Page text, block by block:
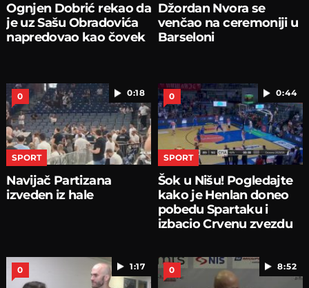
Ognjen Dobrić rekao da
je uz Sašu Obradovića
napredovao kao čovek
Džordan Nvora se
venčao na ceremoniji u
Barseloni
0:18
0
SPORT
Navijač Partizana
izveden iz hale
0:44
0
SPORT
Šok u Nišu! Pogledajte
kako je Henlan doneo
pobedu Spartaku i
izbacio Crvenu zvezdu
1:17
0 8:52
0